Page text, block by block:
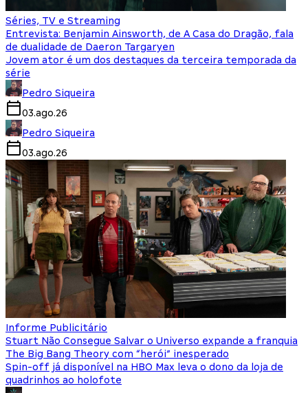
Séries, TV e Streaming
Entrevista: Benjamin Ainsworth, de A Casa do Dragão, fala
de dualidade de Daeron Targaryen
Jovem ator é um dos destaques da terceira temporada da
série
Pedro Siqueira
03.ago.26
Pedro Siqueira
03.ago.26
Informe Publicitário
Stuart Não Consegue Salvar o Universo expande a franquia
The Big Bang Theory com “herói” inesperado
Spin-off já disponível na HBO Max leva o dono da loja de
quadrinhos ao holofote